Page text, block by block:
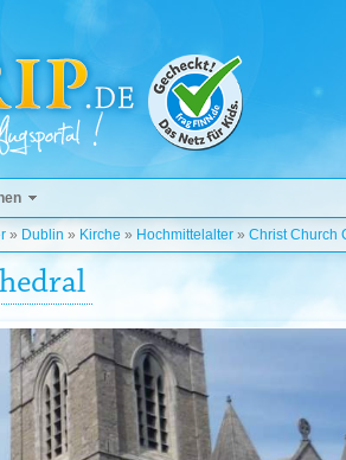
» Dublin » Kirche » Hochmittelalter » Christ Church